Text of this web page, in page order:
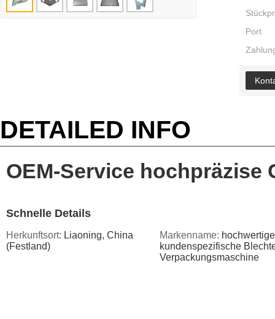
Port
DETAILED INFO
OEM-Service hochpräzise
Schnelle Details
Herkunftsort: Liaoning, China
(Festland)
Markenname: hochwertige
kundenspezifische
Verpackungsmaschine